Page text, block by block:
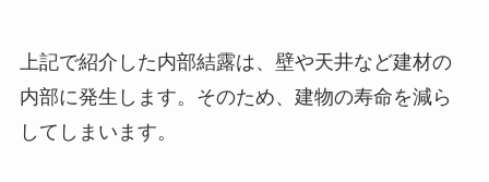
上記で紹介した内部結露は、壁や天井など建材の
内部に発生します。そのため、建物の寿命を減ら
してしまいます。